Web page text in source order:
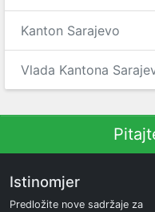
Kanton Sarajevo
Vlada Kantona
Istinomjer
Predložite nove sadržaje za